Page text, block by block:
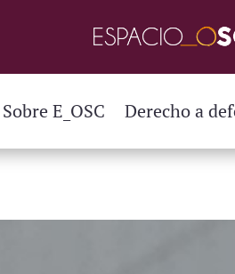
Sobre E_OSC Derecho a